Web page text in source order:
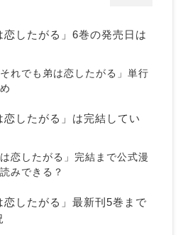
恋したがる」6巻の発売日は
れでも弟は恋したがる」単行
恋したがる」は完結してい
は恋したがる」完結まで公式漫
みできる？
恋したがる」最新刊5巻まで